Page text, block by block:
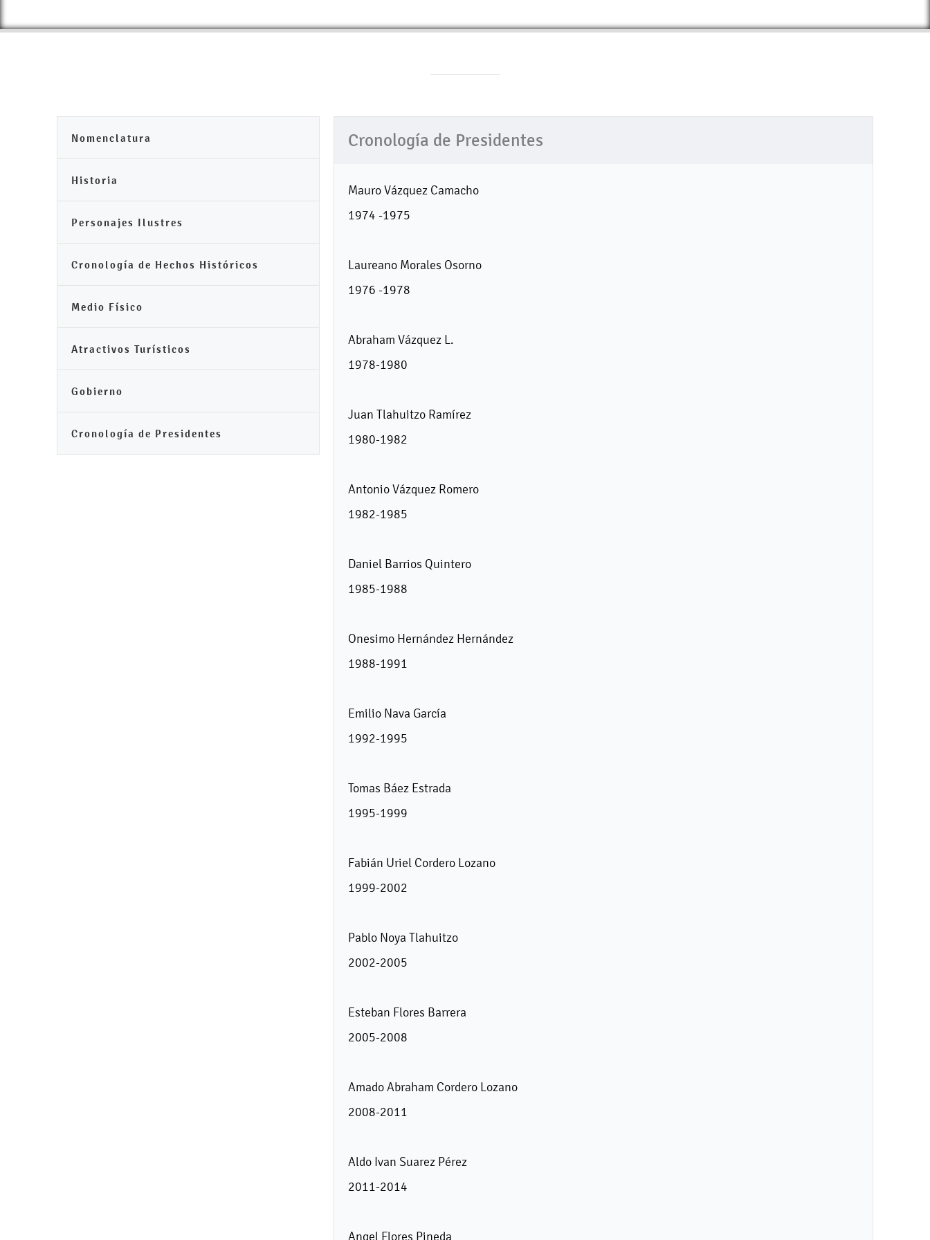
Nomenclatura
Historia
Personajes Ilustres
Cronología de Hechos Históricos
Medio Físico
Atractivos Turísticos
Gobierno
Cronología de Presidentes
Cronología de Presidentes
Mauro Vázquez Camacho
1974 -1975
Laureano Morales Osorno
1976 -1978
Abraham Vázquez L.
1978-1980
Juan Tlahuitzo Ramírez
1980-1982
Antonio Vázquez Romero
1982-1985
Daniel Barrios Quintero
1985-1988
Onesimo Hernández Hernández
1988-1991
Emilio Nava García
1992-1995
Tomas Báez Estrada
1995-1999
Fabián Uriel Cordero Lozano
1999-2002
Pablo Noya Tlahuitzo
2002-2005
Esteban Flores Barrera
2005-2008
Amado Abraham Cordero Lozano
2008-2011
Aldo Ivan Suarez Pérez
2011-2014
Angel Flores Pineda